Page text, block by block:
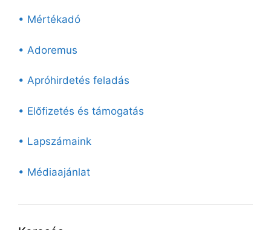
• Mértékadó
• Adoremus
• Apróhirdetés feladás
• Előfizetés és támogatás
• Lapszámaink
• Médiaajánlat